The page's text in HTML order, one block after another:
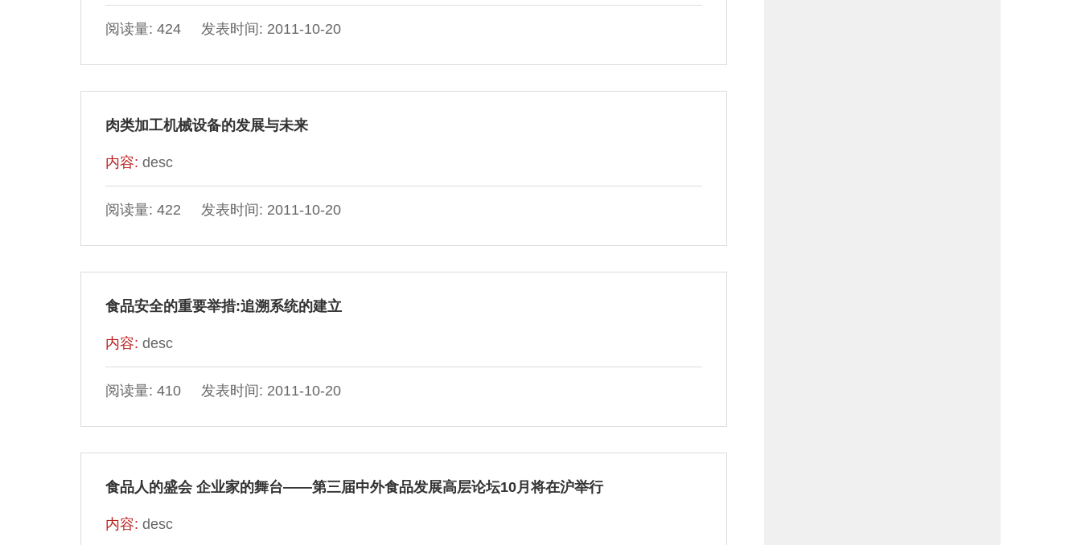
阅读量: 424 发表时间: 2011-10-20
肉类加工机械设备的发展与未来
内容: desc
阅读量: 422 发表时间: 2011-10-20
食品安全的重要举措:追溯系统的建立
内容: desc
阅读量: 410 发表时间: 2011-10-20
食品人的盛会 企业家的舞台——第三届中外食品发展高层论坛10月将在沪举行
内容: desc